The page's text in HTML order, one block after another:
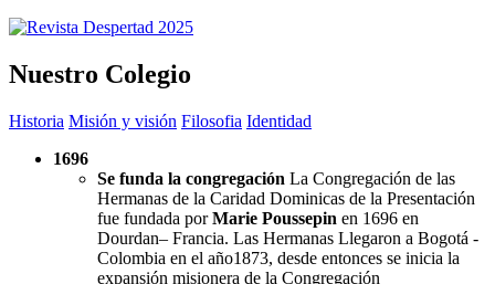
Nuestro Colegio
Historia Misión y visión Filosofia Identidad
1696
Se funda la congregación La Congregación de las
Hermanas de la Caridad Dominicas de la Presentación
fue fundada porMarie Poussepin en 1696 en
Dourdan– Francia. Las Hermanas Llegaron a Bogotá -
Colombia en el año1873, desde entonces se inicia la
expansión misionera de la Congregación